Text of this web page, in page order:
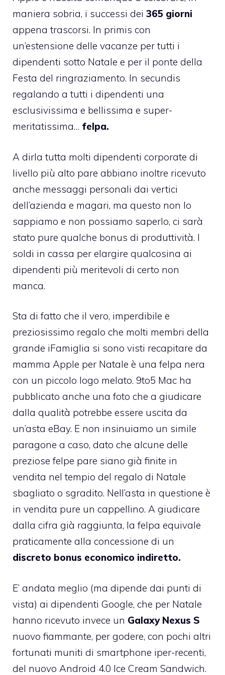
maniera sobria, i successi dei 365 giorni
appena trascorsi. In primis con
un’estensione delle vacanze per tutti i
dipendenti sotto Natale e per il ponte della
Festa del ringraziamento. In secundis
regalando a tutti i dipendenti una
esclusivissima e bellissima e super-
meritatissima… felpa.
A dirla tutta molti dipendenti corporate di
livello più alto pare abbiano inoltre ricevuto
anche messaggi personali dai vertici
dell’azienda e magari, ma questo non lo
sappiamo e non possiamo saperlo, ci sarà
stato pure qualche bonus di produttività. I
soldi in cassa per elargire qualcosina ai
dipendenti più meritevoli di certo non
manca.
Sta di fatto che il vero, imperdibile e
preziosissimo regalo che molti membri della
grande iFamiglia si sono visti recapitare da
mamma Apple per Natale è una felpa nera
con un piccolo logo melato. 9to5 Mac ha
pubblicato anche una foto che a giudicare
dalla qualità potrebbe essere uscita da
un’asta eBay. E non insinuiamo un simile
paragone a caso, dato che alcune delle
preziose felpe pare siano già finite in
vendita nel tempio del regalo di Natale
sbagliato o sgradito. Nell’asta in questione è
in vendita pure un cappellino. A giudicare
dalla cifra già raggiunta, la felpa equivale
praticamente alla concessione di un
discreto bonus economico indiretto.
E’ andata meglio (ma dipende dai punti di
vista) ai dipendenti Google, che per Natale
hanno ricevuto invece un Galaxy Nexus S
nuovo fiammante, per godere, con pochi altri
fortunati muniti di smartphone iper-recenti,
del nuovo Android 4.0 Ice Cream Sandwich.